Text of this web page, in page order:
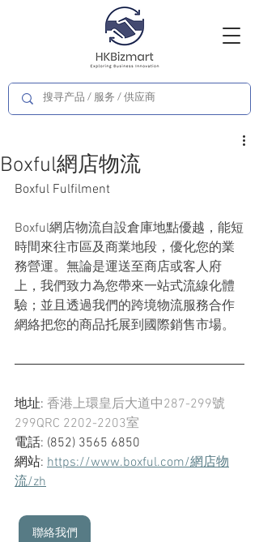
Boxful網店物流
Boxful Fulfilment
Boxful網店物流自設倉庫地點優越，能短
時間來往市區及商業地段，優化您的業
務營運。無論是運送至商店或客人府
上，我們致力為您帶來一站式流線化體
驗；並且透過我們的跨境物流服務合作
網絡把您的商品托展到國際銷售市場。
地址: 香港上環皇后大道中287-299號
299QRC 2202-2203室
電話: (852) 3565 6850
網站: https://www.boxful.com/網店物
流/zh
聯絡我們